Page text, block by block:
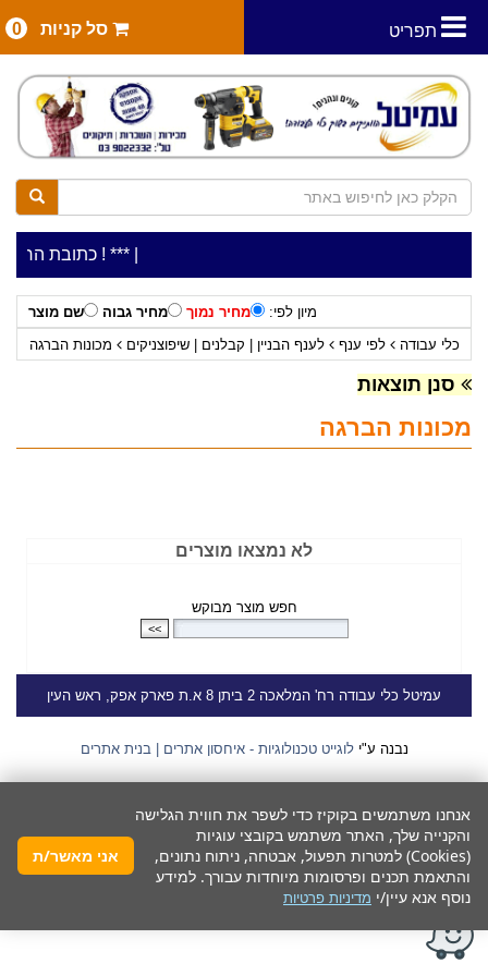
תפריט סל קניות 0
***כתובת החנות: רח' המלאכה 2, ביתן 8 ***כלי עבודה להשכרה בתעריף יומי משתלם ! ***
מיון לפי: מחיר נמוך מחיר גבוה
שם מוצר
כלי עבודה
לפי ענף לענף הבניין | קבלנים | שיפוצניקים מכונות הברגה
סנן תוצאות
מכונות הברגה
לא נמצאו מוצרים
חפש מוצר מבוקש
עמיטל כלי עבודה רח' המלאכה 2 ביתן 8 א.ת פארק אפק, ראש העין
נבנה ע"ילוגייט טכנולוגיות - איחסון אתרים | בנית אתרים
אנחנו משתמשים בקוקיז כדי לשפר את חווית הגלישה
והקנייה שלך, האתר משתמש בקובצי עוגיות
(Cookies) למטרות תפעול, אבטחה, ניתוח נתונים,
והתאמת תכנים ופרסומות מיוחדות עבורך. למידע
נוסף אנא עיין/י מדיניות פרטיות
אני מאשר/ת